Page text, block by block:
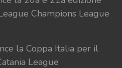
Champions League
la Coppa Italia per il
League